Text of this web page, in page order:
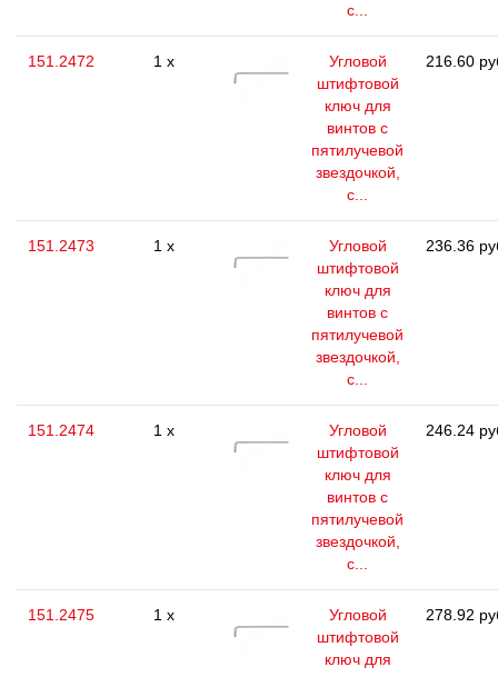
с...
151.2472 1 x
Угловой
штифтовой
ключ для
винтов с
пятилучевой
звездочкой,
с...
216.60
151.2473 1 x
Угловой
штифтовой
ключ для
винтов с
пятилучевой
звездочкой,
с...
236.36
151.2474 1 x
Угловой
штифтовой
ключ для
винтов с
пятилучевой
звездочкой,
с...
246.24
151.2475 1 x
Угловой
штифтовой
ключ для
278.92